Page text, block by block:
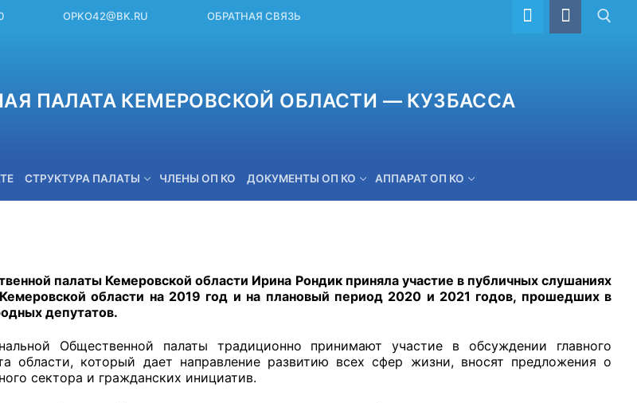
OPKO42@BK.RU ОБРАТНАЯ СВЯЗЬ
ПАЛАТА КЕМЕРОВСКОЙ ОБЛАСТИ — КУЗБАССА
СТРУКТУРА ПАЛАТЫ ЧЛЕНЫ ОП КО ДОКУМЕНТЫ ОП КО АППАРАТ ОП КО
OPKO42@BK.RU ОБРАТНАЯ СВЯЗЬ
палаты Кемеровской области Ирина Рондик приняла участие в публичных слушаниях
области на 2019 год и на плановый период 2020 и 2021 годов, прошедших в
депутатов.
Общественной палаты традиционно принимают участие в обсуждении главного
области, который дает направление развитию всех сфер жизни, вносят предложения о
сектора и гражданских инициатив.